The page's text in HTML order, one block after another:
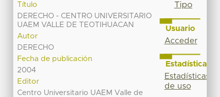
Título
DERECHO - CENTRO UNIVERSITARIO
UAEM VALLE DE TEOTIHUACAN
Autor
DERECHO
Fecha de publicación
2004
Editor
Centro Universitario UAEM Valle de
Tipo
Usuario
Acceder
Estadísticas
Estadísticas
de uso